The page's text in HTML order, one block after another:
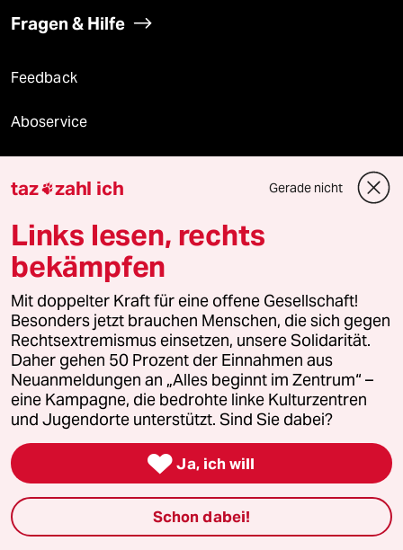
Fragen & Hilfe
Feedback
Aboservice
© 2026 taz Verlags und Vertriebs GmbH
Alle Rechte vorbehalten. Bei rechtlichen Fragen oder für Genehmigungen
wenden Sie sich bitte anlizenzen@taz.de
Feedback Redaktionsstatut Kommune-Richtlinien KI-
Leitlinie Informant Datenschutz Impressum AGB
Seitenwende Einwilligungen widerrufen (Ads)
taz zahl ich Gerade nicht
Links lesen, rechts
bekämpfen
Mit doppelter Kraft für eine offene Gesellschaft!
Besonders jetzt brauchen Menschen, die sich gegen
Rechtsextremismus einsetzen, unsere Solidarität.
Daher gehen 50 Prozent der Einnahmen aus
Neuanmeldungen an „Alles beginnt im Zentrum“ –
eine Kampagne, die bedrohte linke Kulturzentren
und Jugendorte unterstützt. Sind Sie dabei?
 Ja, ich will
Schon dabei!